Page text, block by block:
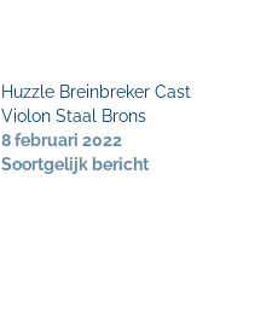
Huzzle Breinbreker Cast
Violon Staal Brons
8 februari 2022
Soortgelijk bericht